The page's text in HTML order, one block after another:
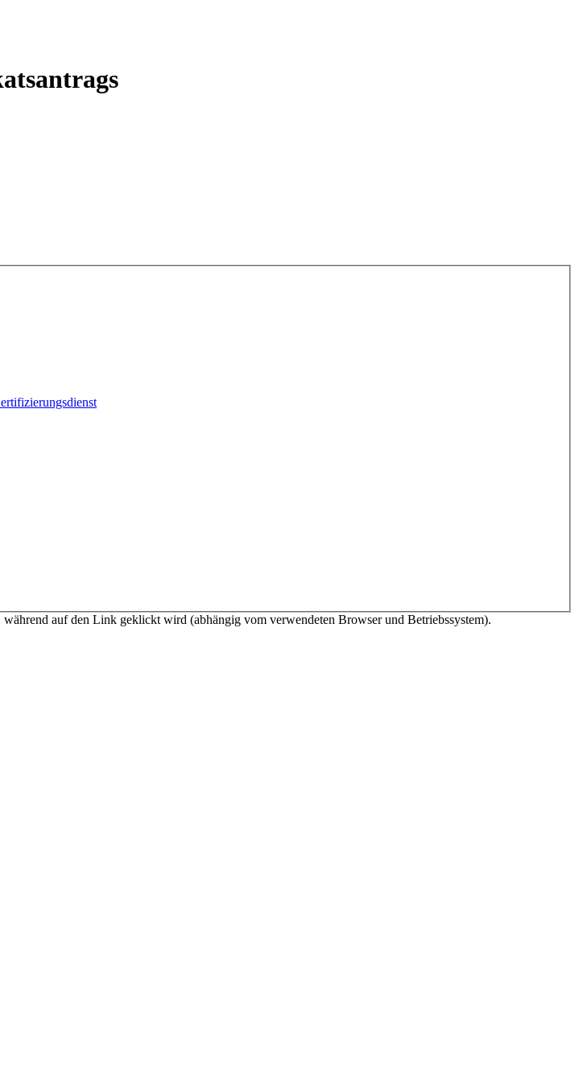
auf den Link geklickt wird (abhängig vom verwendeten Browser und Betriebssystem).